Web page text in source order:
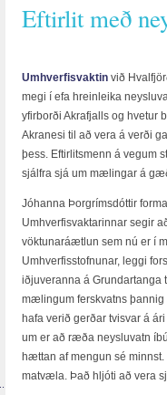
Eftirlit með
Umhverfisvaktin við
megi í efa hreinleika
yfirborði Akrafjalls og hvetur
Akranesi til að vera á verði
þess. Eftirlitsmenn á vegum
sjálfra sjá um mælingar á
Jóhanna Þorgrímsdóttir
Umhverfisvaktarinnar segir
vöktunaráætlun sem nú er í
Umhverfisstofnunar, leggi
iðjuveranna á Grundartanga
mælingum ferskvatns
hafa verið gerðar tvisvar á
um er að ræða neysluvatn
hættan af mengun sé
matvæla. Það hljóti að vera